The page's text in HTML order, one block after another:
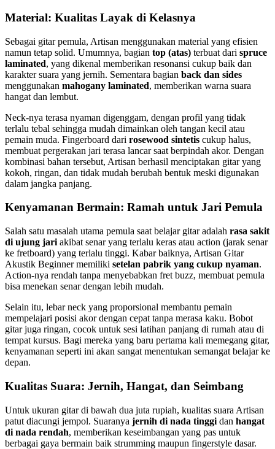
Material: Kualitas Layak di Kelasnya
Sebagai gitar pemula, Artisan menggunakan material yang efisien
namun tetap solid. Umumnya, bagian top (atas) terbuat dari spruce
laminated, yang dikenal memberikan resonansi cukup baik dan
karakter suara yang jernih. Sementara bagian back dan sides
menggunakan mahogany laminated, memberikan warna suara
hangat dan lembut.
Neck-nya terasa nyaman digenggam, dengan profil yang tidak
terlalu tebal sehingga mudah dimainkan oleh tangan kecil atau
pemain muda. Fingerboard dari rosewood sintetis cukup halus,
membuat pergerakan jari terasa lancar saat berpindah akor. Dengan
kombinasi bahan tersebut, Artisan berhasil menciptakan gitar yang
kokoh, ringan, dan tidak mudah berubah bentuk meski digunakan
dalam jangka panjang.
Kenyamanan Bermain: Ramah untuk Jari Pemula
Salah satu masalah utama pemula saat belajar gitar adalah rasa sakit
di ujung jari akibat senar yang terlalu keras atau action (jarak senar
ke fretboard) yang terlalu tinggi. Kabar baiknya, Artisan Gitar
Akustik Beginner memiliki setelan pabrik yang cukup nyaman.
Action-nya rendah tanpa menyebabkan fret buzz, membuat pemula
bisa menekan senar dengan lebih mudah.
Selain itu, lebar neck yang proporsional membantu pemain
mempelajari posisi akor dengan cepat tanpa merasa kaku. Bobot
gitar juga ringan, cocok untuk sesi latihan panjang di rumah atau di
tempat kursus. Bagi mereka yang baru pertama kali memegang gitar,
kenyamanan seperti ini akan sangat menentukan semangat belajar ke
depan.
Kualitas Suara: Jernih, Hangat, dan Seimbang
Untuk ukuran gitar di bawah dua juta rupiah, kualitas suara Artisan
patut diacungi jempol. Suaranya jernih di nada tinggi dan hangat
di nada rendah, memberikan keseimbangan yang pas untuk
berbagai gaya bermain baik strumming maupun fingerstyle dasar.